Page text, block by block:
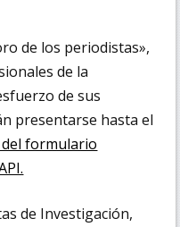
de los periodistas»,
de la
de sus
presentarse hasta el
formulario
de Investigación,